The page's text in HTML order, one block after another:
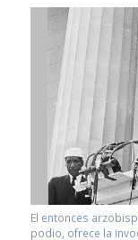
El entonces
podio, ofrece la